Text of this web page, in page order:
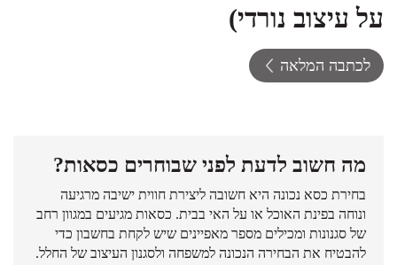
על עיצוב נורדי)
לכתבה המלאה
מה חשוב לדעת לפני שבוחרים כסאות?
בחירת כסא נכונה היא חשובה ליצירת חווית ישיבה מרגיעה
ונוחה בפינת האוכל או על האי בבית. כסאות מגיעים במגוון רחב
של סגנונות ומכילים מספר מאפיינים שיש לקחת בחשבון כדי
להבטיח את הבחירה הנכונה למשפחה ולסגנון העיצוב של החלל.